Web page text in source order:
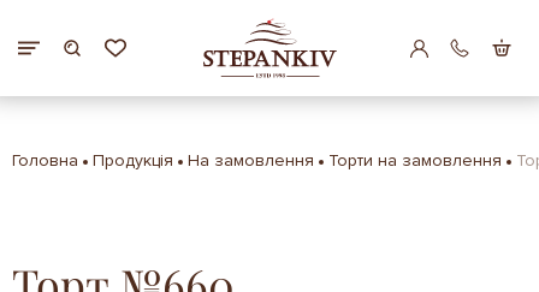
Головна Продукція На замовлення Торти на замовлення